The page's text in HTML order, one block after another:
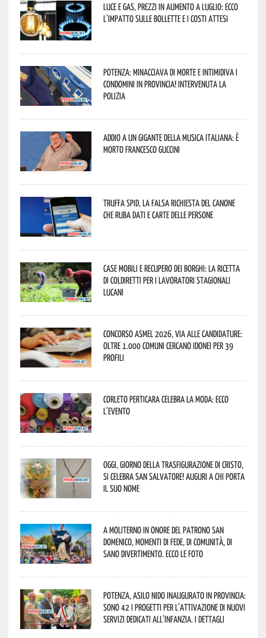
Luce e gas, prezzi in aumento a luglio: ecco
l’impatto sulle bollette e i costi attesi
Potenza: minacciava di morte e intimidiva i
condomini in provincia! Intervenuta la
Polizia
Addio a un gigante della musica italiana: è
morto Francesco Guccini
Truffa Spid, la falsa richiesta del canone
che ruba dati e carte delle persone
Case mobili e recupero dei borghi: la ricetta
di Coldiretti per i lavoratori stagionali
lucani
Concorso Asmel 2026, via alle candidature:
oltre 1.000 Comuni cercano idonei per 39
profili
Corleto Perticara celebra la moda: ecco
l’evento
Oggi, giorno della Trasfigurazione di Cristo,
si celebra San Salvatore! Auguri a chi porta
il suo nome
A Moliterno in onore del Patrono San
Domenico, momenti di fede, di comunità, di
sano divertimento. Ecco le foto
Potenza, asilo nido inaugurato in provincia:
sono 42 i progetti per l’attivazione di nuovi
servizi dedicati all’infanzia. I dettagli